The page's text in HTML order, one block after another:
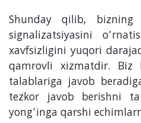
Shunday qilib, bizning
signalizatsiyasini
xavfsizligini yuqori
qamrovli xizmatdir. Biz
talablariga javob
tezkor javob berishni
yong’inga qarshi